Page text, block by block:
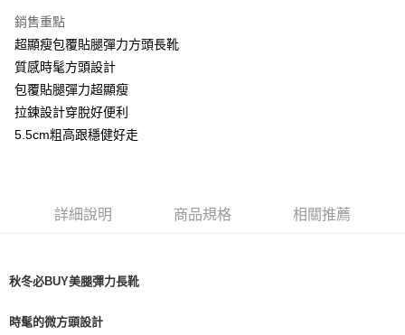
街口支付
悠遊付
AFTEE先享後付
相關說明
２．便利：只要手機號碼，簡訊認證，即可結帳。
１．於結帳方式選擇「AFTEE先享後付」後，將跳轉至「AFTEE先享後付」
３．收到繳費通知簡訊後14天內，點擊此簡訊中的連結，可透過四大超商／
運送方式
銷售重點
超顯瘦包覆貼腿彈力方頭長靴
質感時髦方頭設計
包覆貼腿彈力超顯瘦
拉鍊設計穿脫好便利
5.5cm粗高跟穩健好走
詳細說明 商品規格 相關推薦
秋冬必BUY美腿彈力長靴
時髦的微方頭設計